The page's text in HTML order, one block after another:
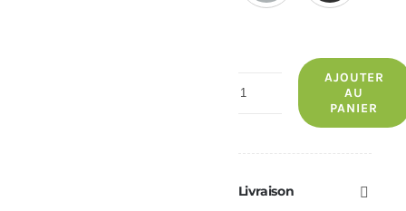
quantité
M
AJOUTER
AU
PANIER
Livraison